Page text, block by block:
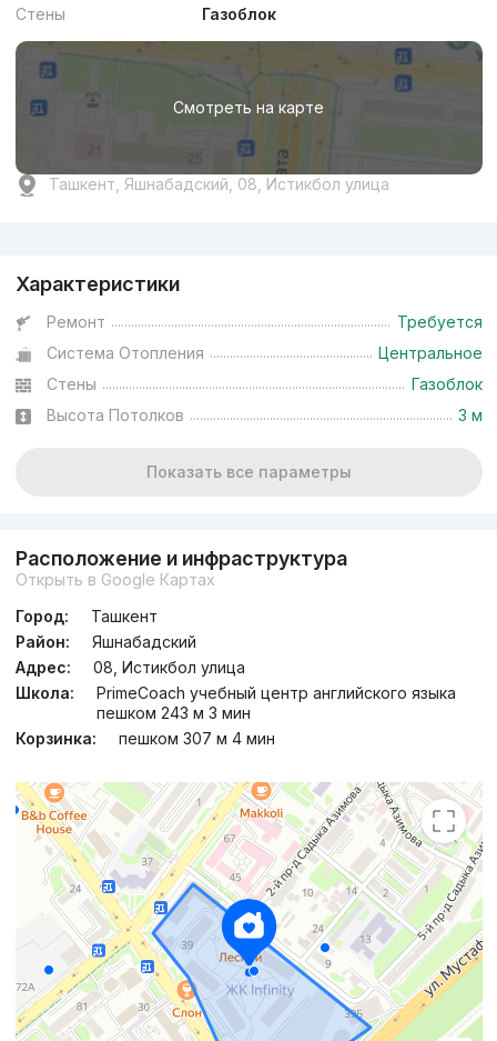
Стены
Газоблок
Смотреть на карте
Ташкент, Яшнабадский, 08, Истикбол улица
Характеристики
Ремонт
Требуется
Система Отопления
Центральное
Стены
Газоблок
Высота Потолков
3 м
Показать все параметры
Расположение и инфраструктура
Открыть в Google Картах
Город:
Ташкент
Район:
Яшнабадский
Адрес:
08, Истикбол улица
Школа:
PrimeCoach учебный центр английского языка
пешком 243 м 3 мин
Корзинка:
пешком 307 м 4 мин